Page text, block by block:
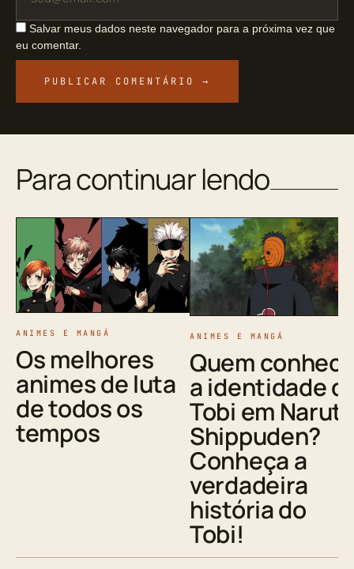
Salvar meus dados neste navegador para a próxima vez que
eu comentar.
Para continuar lendo
ANIMES E MANGÁ
Os melhores
animes de luta
de todos os
tempos
ANIMES E MANGÁ
Quem
a identidade
Tobi em
Shippuden?
Conheça a
verdadeira
história do
Tobi!